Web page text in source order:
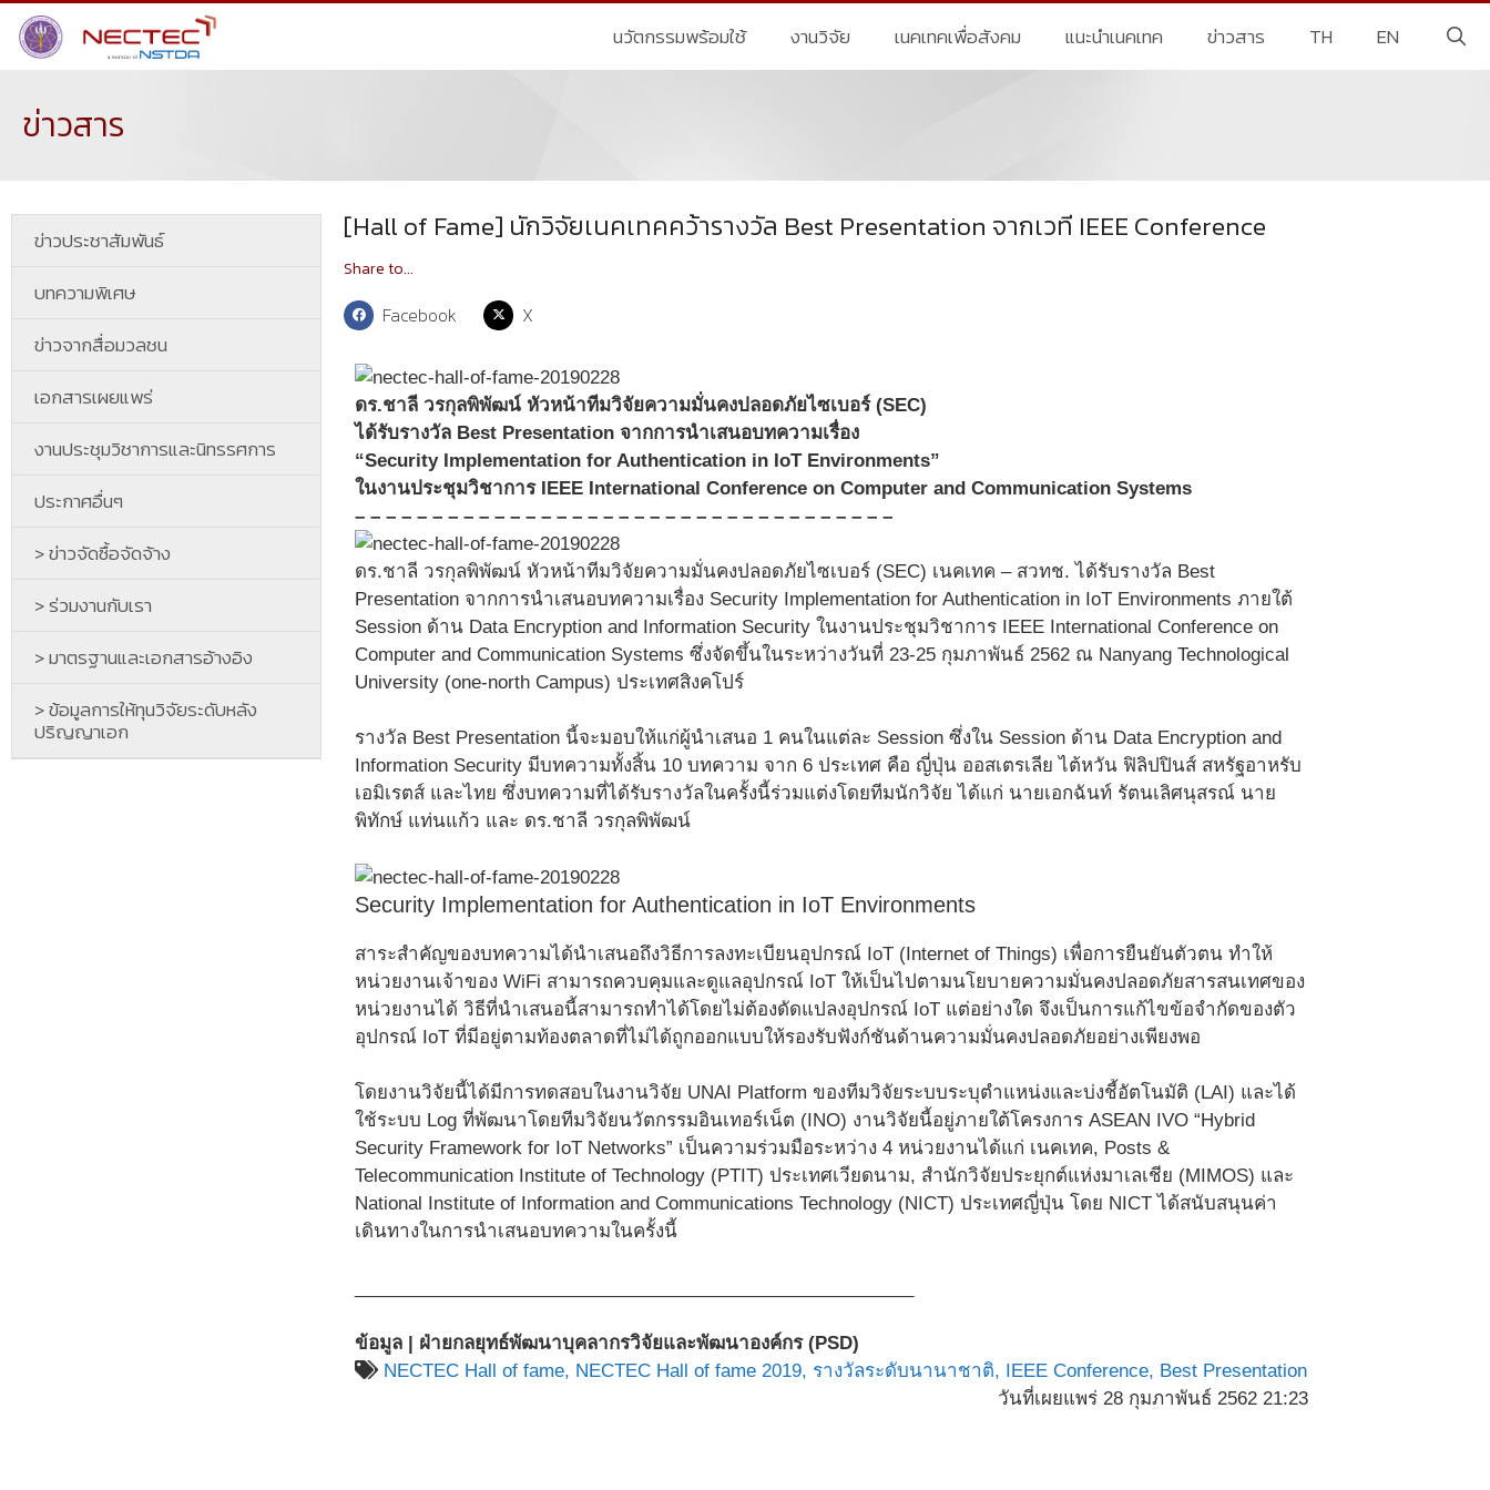
นวัตกรรมพร้อมใช้ งานวิจัย เนคเทคเพื่อสังคม แนะนำเนคเทค ข่าวสาร TH EN
ข่าวสาร
ข่าวประชาสัมพันธ์
บทความพิเศษ
ข่าวจากสื่อมวลชน
เอกสารเผยแพร่
งานประชุมวิชาการและนิทรรศการ
ประกาศอื่นๆ
> ข่าวจัดซื้อจัดจ้าง
> ร่วมงานกับเรา
> มาตรฐานและเอกสารอ้างอิง
> ข้อมูลการให้ทุนวิจัยระดับหลัง
ปริญญาเอก
[Hall of Fame] นักวิจัยเนคเทคคว้ารางวัล Best Presentation จากเวที IEEE Conference
Share to...
Facebook X
ดร.ชาลี วรกุลพิพัฒน์ หัวหน้าทีมวิจัยความมั่นคงปลอดภัยไซเบอร์ (SEC)
ได้รับรางวัล Best Presentation จากการนำเสนอบทความเรื่อง
“Security Implementation for Authentication in IoT Environments”
ในงานประชุมวิชาการ IEEE International Conference on Computer and Communication Systems
– – – – – – – – – – – – – – – – – – – – – – – – – – – – – – – – – – –
ดร.ชาลี วรกุลพิพัฒน์ หัวหน้าทีมวิจัยความมั่นคงปลอดภัยไซเบอร์ (SEC) เนคเทค – สวทช. ได้รับรางวัล Best
Presentation จากการนำเสนอบทความเรื่อง Security Implementation for Authentication in IoT Environments ภายใต้
Session ด้าน Data Encryption and Information Security ในงานประชุมวิชาการ IEEE International Conference on
Computer and Communication Systems ซึ่งจัดขึ้นในระหว่างวันที่ 23-25 กุมภาพันธ์ 2562 ณ Nanyang Technological
University (one-north Campus) ประเทศสิงคโปร์
รางวัล Best Presentation นี้จะมอบให้แก่ผู้นำเสนอ 1 คนในแต่ละ Session ซึ่งใน Session ด้าน Data Encryption and
Information Security มีบทความทั้งสิ้น 10 บทความ จาก 6 ประเทศ คือ ญี่ปุ่น ออสเตรเลีย ไต้หวัน ฟิลิปปินส์ สหรัฐอาหรับ
เอมิเรตส์ และไทย ซึ่งบทความที่ได้รับรางวัลในครั้งนี้ร่วมแต่งโดยทีมนักวิจัย ได้แก่ นายเอกฉันท์ รัตนเลิศนุสรณ์ นาย
พิทักษ์ แท่นแก้ว และ ดร.ชาลี วรกุลพิพัฒน์
Security Implementation for Authentication in IoT Environments
สาระสำคัญของบทความได้นำเสนอถึงวิธีการลงทะเบียนอุปกรณ์ IoT (Internet of Things) เพื่อการยืนยันตัวตน ทำให้
หน่วยงานเจ้าของ WiFi สามารถควบคุมและดูแลอุปกรณ์ IoT ให้เป็นไปตามนโยบายความมั่นคงปลอดภัยสารสนเทศของ
หน่วยงานได้ วิธีที่นำเสนอนี้สามารถทำได้โดยไม่ต้องดัดแปลงอุปกรณ์ IoT แต่อย่างใด จึงเป็นการแก้ไขข้อจำกัดของตัว
อุปกรณ์ IoT ที่มีอยู่ตามท้องตลาดที่ไม่ได้ถูกออกแบบให้รองรับฟังก์ชันด้านความมั่นคงปลอดภัยอย่างเพียงพอ
โดยงานวิจัยนี้ได้มีการทดสอบในงานวิจัย UNAI Platform ของทีมวิจัยระบบระบุตำแหน่งและบ่งชี้อัตโนมัติ (LAI) และได้
ใช้ระบบ Log ที่พัฒนาโดยทีมวิจัยนวัตกรรมอินเทอร์เน็ต (INO) งานวิจัยนี้อยู่ภายใต้โครงการ ASEAN IVO “Hybrid
Security Framework for IoT Networks” เป็นความร่วมมือระหว่าง 4 หน่วยงานได้แก่ เนคเทค, Posts &
Telecommunication Institute of Technology (PTIT) ประเทศเวียดนาม, สำนักวิจัยประยุกต์แห่งมาเลเชีย (MIMOS) และ
National Institute of Information and Communications Technology (NICT) ประเทศญี่ปุ่น โดย NICT ได้สนับสนุนค่า
เดินทางในการนำเสนอบทความในครั้งนี้
ข้อมูล | ฝ่ายกลยุทธ์พัฒนาบุคลากรวิจัยและพัฒนาองค์กร (PSD)
NECTEC Hall of fame, NECTEC Hall of fame 2019, รางวัลระดับนานาชาติ, IEEE Conference, Best Presentation
วันที่เผยแพร่ 28 กุมภาพันธ์ 2562 21:23